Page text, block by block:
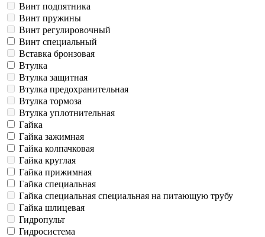
Винт подпятника
Винт пружины
Винт регулировочный
Винт специальный
Вставка бронзовая
Втулка
Втулка защитная
Втулка предохранительная
Втулка тормоза
Втулка уплотнительная
Гайка
Гайка зажимная
Гайка колпачковая
Гайка круглая
Гайка прижимная
Гайка специальная
Гайка специальная специальная на питающую трубу
Гайка шлицевая
Гидропульт
Гидросистема